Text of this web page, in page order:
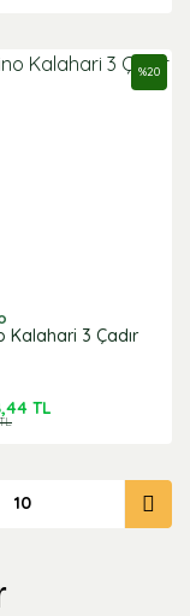
Kalahari 3 Çadır
%20
TL
10